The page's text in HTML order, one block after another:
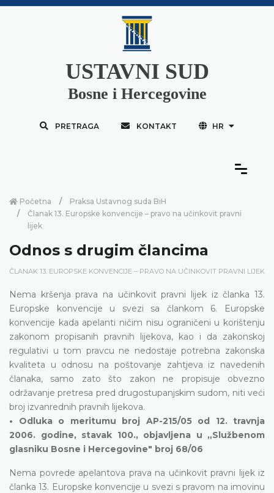
USTAVNI SUD
Bosne i Hercegovine
PRETRAGA KONTAKT HR
Početna
Praksa Ustavnog suda BiH
Članak 13. Europske konvencije – pravo na učinkovit pravni
lijek
Odnos s drugim člancima
ČLANAK 13. EUROPSKE KONVENCIJE – PRAVO NA UČINKOVIT PRAVNI LIJEK
Nema kršenja prava na učinkovit pravni lijek iz članka 13.
Europske konvencije u svezi sa člankom 6. Europske
konvencije kada apelanti ničim nisu ograničeni u korištenju
zakonom propisanih pravnih lijekova, kao i da zakonskoj
regulativi u tom pravcu ne nedostaje potrebna zakonska
kvaliteta u odnosu na poštovanje zahtjeva iz navedenih
članaka, samo zato što zakon ne propisuje obvezno
održavanje pretresa pred drugostupanjskim sudom, niti veći
broj izvanrednih pravnih lijekova.
• Odluka o meritumu broj AP-215/05 od 12. travnja
2006. godine, stavak 100., objavljena u „Službenom
glasniku Bosne i Hercegovine" broj 68/06
Nema povrede apelantova prava na učinkovit pravni lijek iz
članka 13. Europske konvencije u svezi s pravom na imovinu